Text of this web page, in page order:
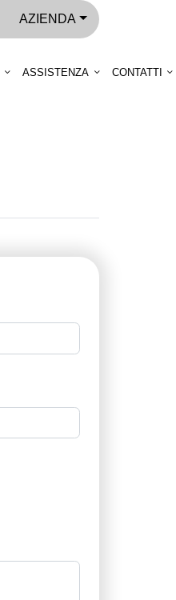
AZIENDA
ASSISTENZA CONTATTI